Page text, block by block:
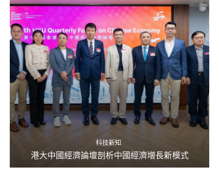
科技新知
港大中國經濟論壇剖析中國經濟增長新模式